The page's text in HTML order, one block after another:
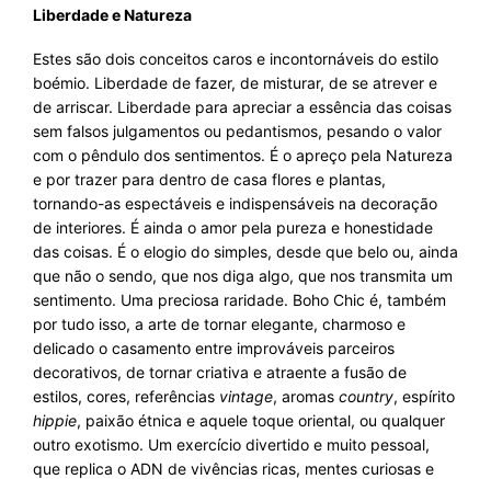
Liberdade e Natureza
Estes são dois conceitos caros e incontornáveis do estilo
boémio. Liberdade de fazer, de misturar, de se atrever e
de arriscar. Liberdade para apreciar a essência das coisas
sem falsos julgamentos ou pedantismos, pesando o valor
com o pêndulo dos sentimentos. É o apreço pela Natureza
e por trazer para dentro de casa flores e plantas,
tornando-as espectáveis e indispensáveis na decoração
de interiores. É ainda o amor pela pureza e honestidade
das coisas. É o elogio do simples, desde que belo ou, ainda
que não o sendo, que nos diga algo, que nos transmita um
sentimento. Uma preciosa raridade. Boho Chic é, também
por tudo isso, a arte de tornar elegante, charmoso e
delicado o casamento entre improváveis parceiros
decorativos, de tornar criativa e atraente a fusão de
estilos, cores, referências vintage, aromas country, espírito
hippie, paixão étnica e aquele toque oriental, ou qualquer
outro exotismo. Um exercício divertido e muito pessoal,
que replica o ADN de vivências ricas, mentes curiosas e